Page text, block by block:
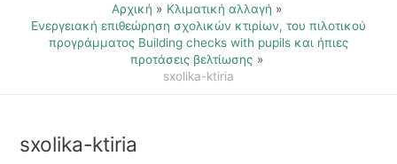
Αρχική
Κλιματική αλλαγή
Ενεργειακή επιθεώρηση σχολικών κτιρίων, του πιλοτικού
προγράμματος Building checks with pupils και ήπιες
προτάσεις βελτίωσης
sxolika-ktiria
sxolika-ktiria